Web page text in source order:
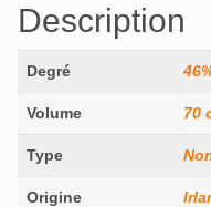
Description
Degré
Volume 70
Type
Origine